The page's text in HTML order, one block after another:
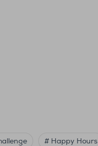
# Happy Hours